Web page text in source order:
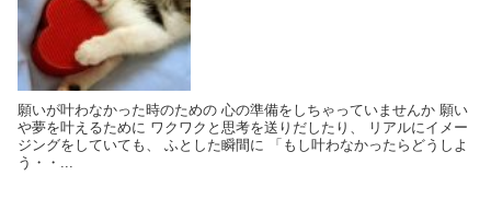
願いが叶わなかった時のための 心の準備をしちゃっていませんか 願い
や夢を叶えるために ワクワクと思考を送りだしたり、 リアルにイメー
ジングをしていても、 ふとした瞬間に 「もし叶わなかったらどうしよ
う・・...